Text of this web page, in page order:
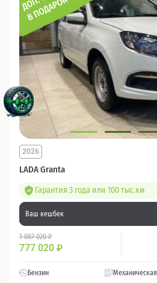
LADA Granta
2026
Гарантия 3 года или 100 тыс.км
Ваш кешбек
1 087 020 ₽
777 020 ₽
Бензин Механическая